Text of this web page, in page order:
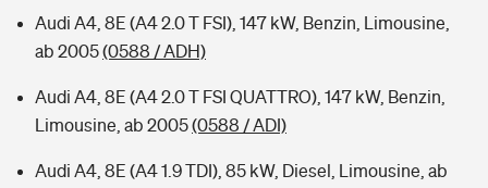
Audi A4, 8E (A4 2.0 T FSI), 147 kW, Benzin, Limousine,
ab 2005(0588 / ADH)
Audi A4, 8E (A4 2.0 T FSI QUATTRO), 147 kW, Benzin,
Limousine, ab 2005(0588 / ADI)
Audi A4, 8E (A4 1.9 TDI), 85 kW, Diesel, Limousine, ab